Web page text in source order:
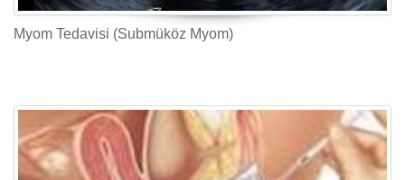
Myom Tedavisi (Submüköz Myom)